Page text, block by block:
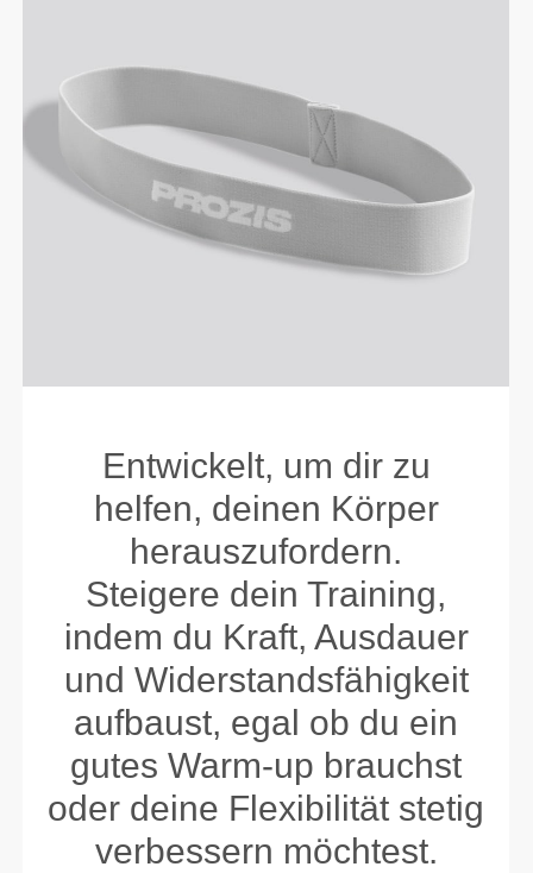
Entwickelt, um dir zu
helfen, deinen Körper
herauszufordern.
Steigere dein Training,
indem du Kraft, Ausdauer
und Widerstandsfähigkeit
aufbaust, egal ob du ein
gutes Warm-up brauchst
oder deine Flexibilität stetig
verbessern möchtest.